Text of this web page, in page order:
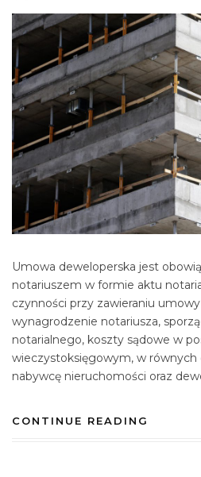
Umowa deweloperska jest
notariuszem w formie aktu
czynności przy zawieraniu
wynagrodzenie notariusza,
notarialnego, koszty sądowe w
wieczystoksięgowym, w równych
nabywcę nieruchomości oraz
CONTINUE READING